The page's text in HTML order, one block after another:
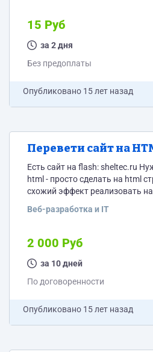
получит каждый желающий,
теми, кто пишет интересные
уникальностью по Etxt.
15 Руб
за 2 дня
Без предоплаты
Опубликовано 15 лет назад
Перевети сайт на
Есть сайт на flash: sheltec.ru
html - просто сделать на html
схожий эффект реализовать
Веб-разработка и IT
2 000 Руб
за 10 дней
По договоренности
Опубликовано 15 лет назад